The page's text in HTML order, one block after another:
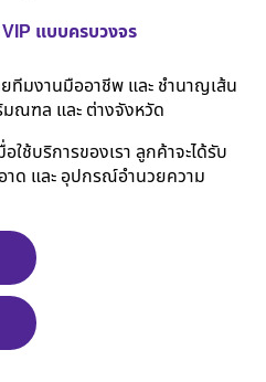
แบบครบวงจร
ยทีมงานมืออาชีพ และ ชำนาญเส้น
ณฑล และ ต่างจังหวัด
ใช้บริการของเรา ลูกค้าจะได้รับ
าด และ อุปกรณ์อำนวยความ